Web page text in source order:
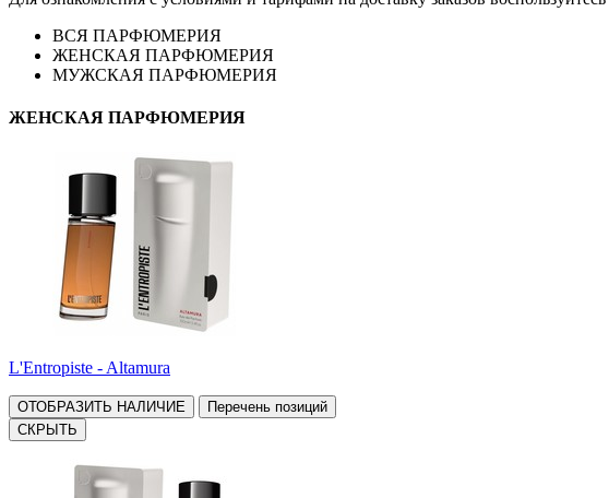
ВСЯ ПАРФЮМЕРИЯ
ЖЕНСКАЯ ПАРФЮМЕРИЯ
МУЖСКАЯ ПАРФЮМЕРИЯ
ЖЕНСКАЯ ПАРФЮМЕРИЯ
L'Entropiste - Altamura
ОТОБРАЗИТЬ НАЛИЧИЕ
Перечень позиций
СКРЫТЬ